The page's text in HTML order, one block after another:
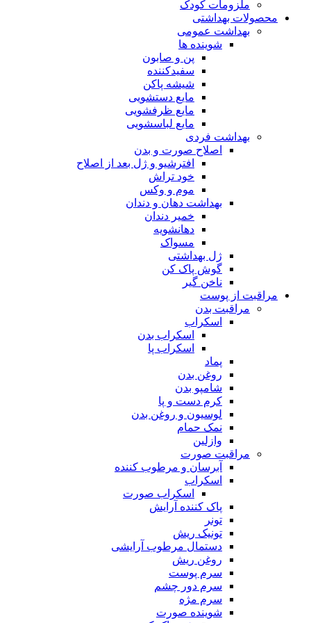
ملزومات کودک
محصولات بهداشتی
بهداشت عمومی
شوینده ها
پن و صابون
سفیدکننده
شیشه پاکن
مایع دستشویی
مایع ظرفشویی
مایع لباسشویی
بهداشت فردی
اصلاح صورت و بدن
افترشیو و ژل بعد از اصلاح
خود تراش
موم و وکس
بهداشت دهان و دندان
خمیر دندان
دهانشویه
مسواک
ژل بهداشتی
گوش پاک کن
ناخن گیر
مراقبت از پوست
مراقبت بدن
اسکراب
اسکراب بدن
اسکراب پا
پماد
روغن بدن
شامپو بدن
کرم دست و پا
لوسیون و روغن بدن
نمک حمام
وازلین
مراقبت صورت
آبرسان و مرطوب کننده
اسکراب
اسکراب صورت
پاک کننده آرایش
تونر
تونیک ریش
دستمال مرطوب آرایشی
روغن ریش
سرم پوست
سرم دور چشم
سرم مژه
شوینده صورت